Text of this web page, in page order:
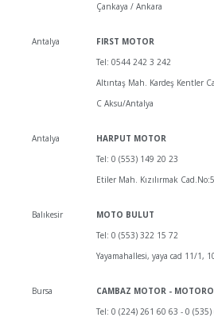
Çankaya / Ankara
Antalya
FIRST MOTOR
Tel: 0544 242 3 242
Altıntaş Mah. Kardeş Kentler
C Aksu/Antalya
Antalya
HARPUT MOTOR
Tel: 0 (553) 149 20 23
Etiler Mah. Kızılırmak
Balıkesir
MOTO BULUT
Tel: 0 (553) 322 15 72
Yayamahallesi, yaya cad 11/1,
Bursa
CAMBAZ MOTOR -
Tel: 0 (224) 261 60 63 - 0 (535)